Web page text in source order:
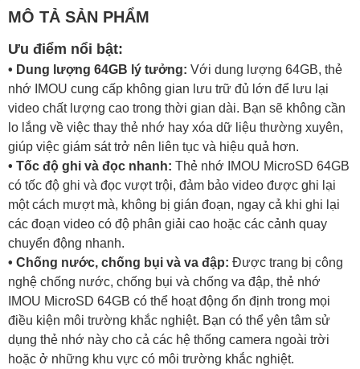
MÔ TẢ SẢN PHẨM
Ưu điểm nổi bật:
• Dung lượng 64GB lý tưởng: Với dung lượng 64GB, thẻ
nhớ IMOU cung cấp không gian lưu trữ đủ lớn để lưu lại
video chất lượng cao trong thời gian dài. Bạn sẽ không cần
lo lắng về việc thay thẻ nhớ hay xóa dữ liệu thường xuyên,
giúp việc giám sát trở nên liên tục và hiệu quả hơn.
• Tốc độ ghi và đọc nhanh: Thẻ nhớ IMOU MicroSD 64GB
có tốc độ ghi và đọc vượt trội, đảm bảo video được ghi lại
một cách mượt mà, không bị gián đoạn, ngay cả khi ghi lại
các đoạn video có độ phân giải cao hoặc các cảnh quay
chuyển động nhanh.
• Chống nước, chống bụi và va đập: Được trang bị công
nghệ chống nước, chống bụi và chống va đập, thẻ nhớ
IMOU MicroSD 64GB có thể hoạt động ổn định trong mọi
điều kiện môi trường khắc nghiệt. Bạn có thể yên tâm sử
dụng thẻ nhớ này cho cả các hệ thống camera ngoài trời
hoặc ở những khu vực có môi trường khắc nghiệt.